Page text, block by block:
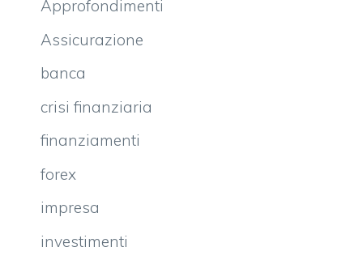
Approfondimenti
Assicurazione
banca
crisi finanziaria
finanziamenti
forex
impresa
investimenti